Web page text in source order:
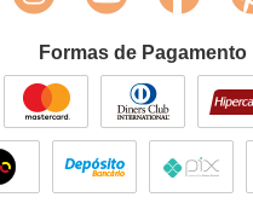
Formas de Pagamento